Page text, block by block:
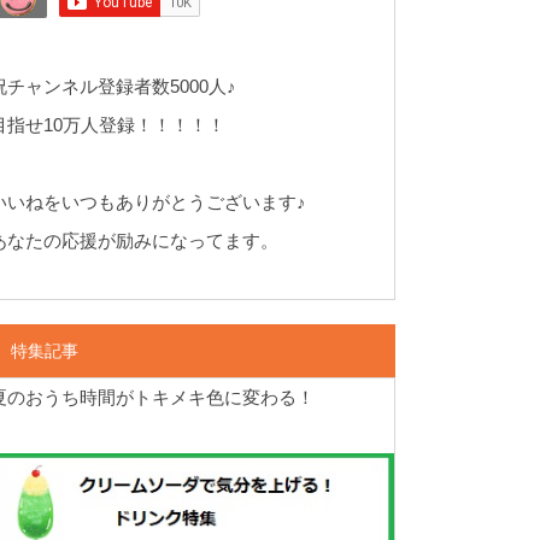
チャンネル登録者数5000人♪
指せ10万人登録！！！！！
いねをいつもありがとうございます♪
なたの応援が励みになってます。
特集記事
のおうち時間がトキメキ色に変わる！